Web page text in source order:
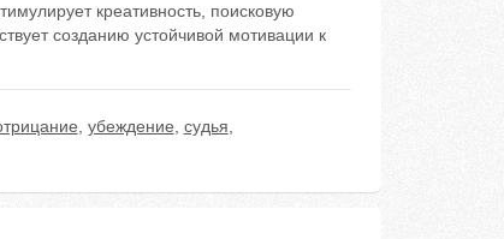
креативность, поисковую
созданию устойчивой мотивации к
убеждение судья